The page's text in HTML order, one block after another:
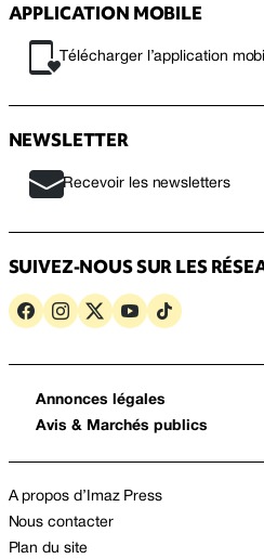
APPLICATION MOBILE
Télécharger l’application
NEWSLETTER
Recevoir les newsletters
SUIVEZ-NOUS SUR LES
Annonces légales
Avis & Marchés publics
A propos d’Imaz Press
Nous contacter
Plan du site